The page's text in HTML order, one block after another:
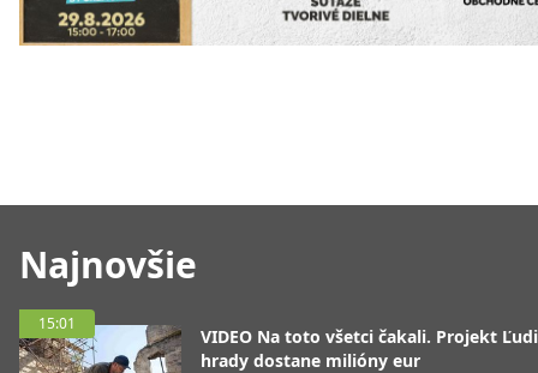
Najnovšie
15:01
VIDEO Na toto všetci čakali. Projekt
hrady dostane milióny eur